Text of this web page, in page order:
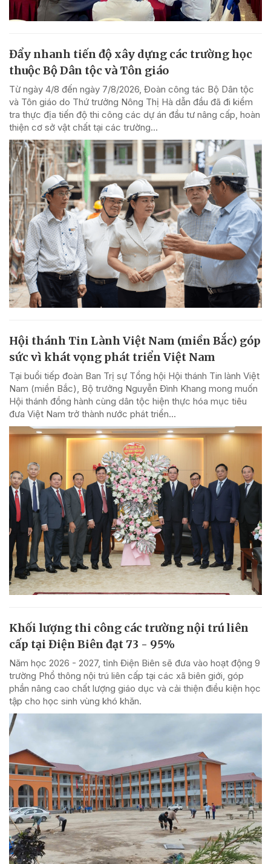
Đẩy nhanh tiến độ xây dựng các trường học
thuộc Bộ Dân tộc và Tôn giáo
Từ ngày 4/8 đến ngày 7/8/2026, Đoàn công tác Bộ Dân tộc
và Tôn giáo do Thứ trưởng Nông Thị Hà dẫn đầu đã đi kiểm
tra thực địa tiến độ thi công các dự án đầu tư nâng cấp, hoàn
thiện cơ sở vật chất tại các trường...
Hội thánh Tin Lành Việt Nam (miền Bắc) góp
sức vì khát vọng phát triển Việt Nam
Tại buổi tiếp đoàn Ban Trị sự Tổng hội Hội thánh Tin lành Việt
Nam (miền Bắc), Bộ trưởng Nguyễn Đình Khang mong muốn
Hội thánh đồng hành cùng dân tộc hiện thực hóa mục tiêu
đưa Việt Nam trở thành nước phát triển...
Khối lượng thi công các trường nội trú liên
cấp tại Điện Biên đạt 73 - 95%
Năm học 2026 - 2027, tỉnh Điện Biên sẽ đưa vào hoạt động 9
trường Phổ thông nội trú liên cấp tại các xã biên giới, góp
phần nâng cao chất lượng giáo dục và cải thiện điều kiện học
tập cho học sinh vùng khó khăn.